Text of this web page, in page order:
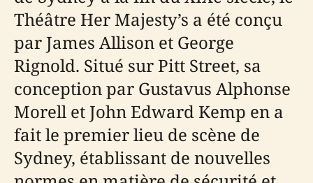
Théâtre Her Majesty’s a été conçu
par James Allison et George
Rignold. Situé sur Pitt Street, sa
conception par Gustavus Alphonse
Morell et John Edward Kemp en a
fait le premier lieu de scène de
Sydney, établissant de nouvelles